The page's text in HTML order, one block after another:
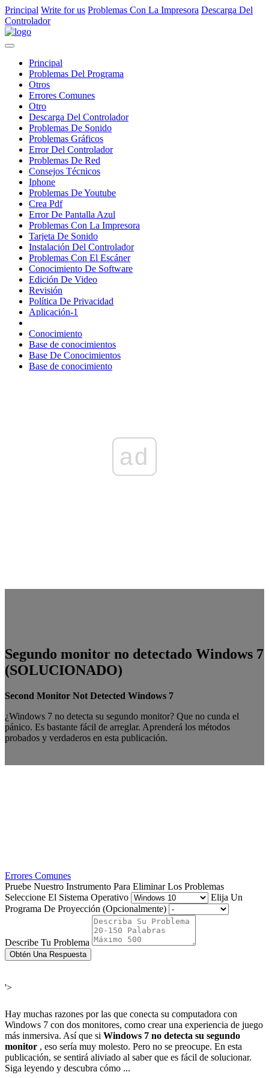
Principal Write for us Problemas Con La Impresora Descarga Del
Controlador
Principal
Problemas Del Programa
Otros
Errores Comunes
Otro
Descarga Del Controlador
Problemas De Sonido
Problemas Gráficos
Error Del Controlador
Problemas De Red
Consejos Técnicos
Iphone
Problemas De Youtube
Crea Pdf
Error De Pantalla Azul
Problemas Con La Impresora
Tarjeta De Sonido
Instalación Del Controlador
Problemas Con El Escáner
Conocimiento De Software
Edición De Video
Revisión
Política De Privacidad
Aplicación-1
Conocimiento
Base de conocimientos
Base De Conocimientos
Base de conocimiento
ad
Segundo monitor no detectado Windows 7
(SOLUCIONADO)
Second Monitor Not Detected Windows 7
¿Windows 7 no detecta su segundo monitor? Que no cunda el
pánico. Es bastante fácil de arreglar. Aprenderá los métodos
probados y verdaderos en esta publicación.
Errores Comunes
Pruebe Nuestro Instrumento Para Eliminar Los Problemas
Seleccione El Sistema Operativo
Elija Un
Programa De Proyección (Opcionalmente)
Describe Tu Problema
Obtén Una Respuesta
'>
Hay muchas razones por las que conecta su computadora con
Windows 7 con dos monitores, como crear una experiencia de juego
más inmersiva. Así que si Windows 7 no detecta su segundo
monitor , eso sería muy molesto. Pero no se preocupe. En esta
publicación, se sentirá aliviado al saber que es fácil de solucionar.
Siga leyendo y descubra cómo ...